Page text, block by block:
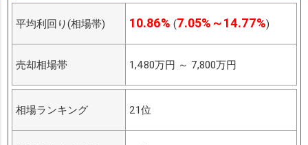
平均利回り(相場帯) 10.86% (7.05%～14.77%)
売却相場帯 1,480万円 ～ 7,800万円
相場ランキング 21位